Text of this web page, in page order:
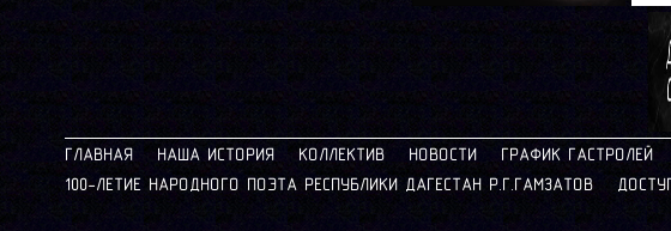
ГЛАВНАЯ НАША ИСТОРИЯ КОЛЛЕКТИВ НОВОСТИ ГРАФИК ГАСТРОЛЕЙ
100-ЛЕТИЕ НАРОДНОГО ПОЭТА РЕСПУБЛИКИ ДАГЕСТАН Р.Г.ГАМЗАТОВ